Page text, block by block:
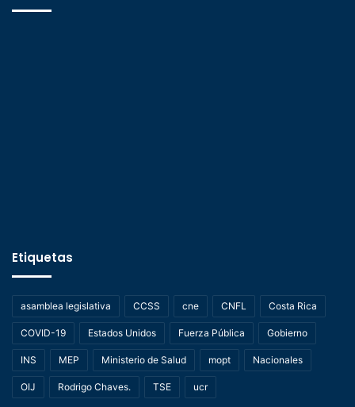
Etiquetas
asamblea legislativa CCSS cne CNFL Costa Rica
COVID-19 Estados Unidos Fuerza Pública Gobierno
INS MEP Ministerio de Salud mopt Nacionales
OIJ Rodrigo Chaves. TSE ucr